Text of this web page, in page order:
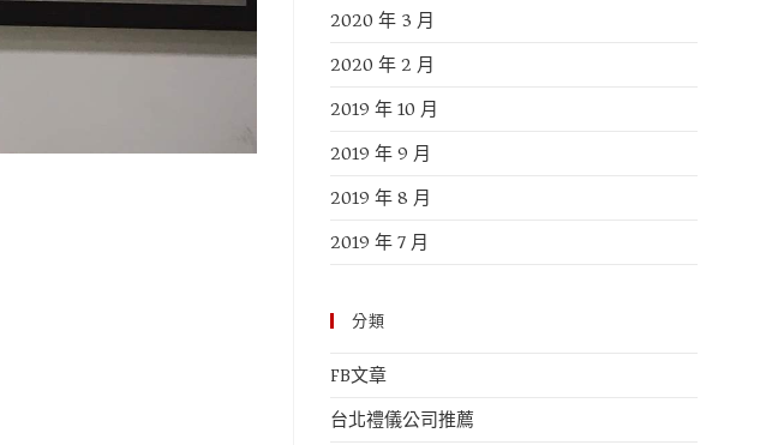
2020 年 3 月
2020 年 2 月
2019 年 10 月
2019 年 9 月
2019 年 8 月
2019 年 7 月
分類
FB文章
台北禮儀公司推薦